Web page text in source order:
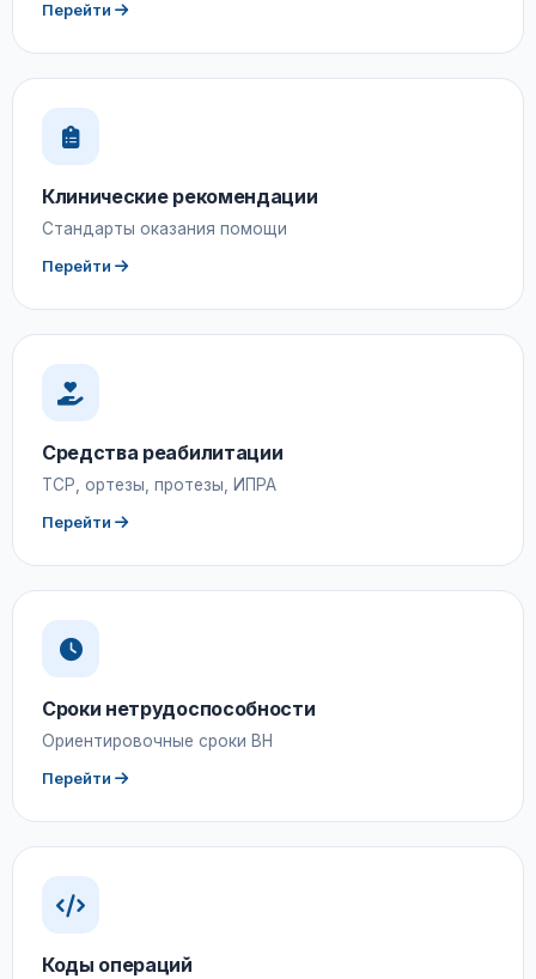
Перейти
Клинические рекомендации
Стандарты оказания помощи
Перейти
Средства реабилитации
ТСР, ортезы, протезы, ИПРА
Перейти
Сроки нетрудоспособности
Ориентировочные сроки ВН
Перейти
Коды операций